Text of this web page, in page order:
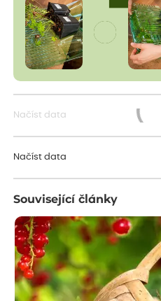
Načíst data
Načíst data
Související články